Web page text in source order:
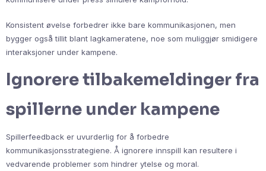
Konsistent øvelse forbedrer ikke bare kommunikasjonen, men
bygger også tillit blant lagkameratene, noe som muliggjør smidigere
interaksjoner under kampene.
Ignorere tilbakemeldinger fra
spillerne under kampene
Spillerfeedback er uvurderlig for å forbedre
kommunikasjonsstrategiene. Å ignorere innspill kan resultere i
vedvarende problemer som hindrer ytelse og moral.